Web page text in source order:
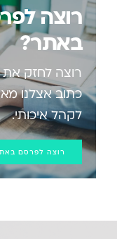
רוצה
באתר?
רוצה לחזק
כתוב אצלנו
לקהל איכותי.
רוצה לפרסם